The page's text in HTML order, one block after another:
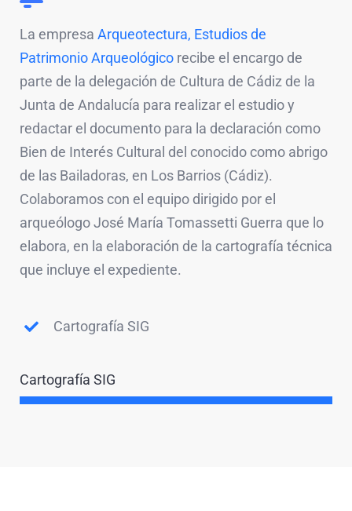
La empresa Arqueotectura, Estudios de
Patrimonio Arqueológico recibe el encargo de
parte de la delegación de Cultura de Cádiz de la
Junta de Andalucía para realizar el estudio y
redactar el documento para la declaración como
Bien de Interés Cultural del conocido como abrigo
de las Bailadoras, en Los Barrios (Cádiz).
Colaboramos con el equipo dirigido por el
arqueólogo José María Tomassetti Guerra que lo
elabora, en la elaboración de la cartografía técnica
que incluye el expediente.
Cartografía SIG
Cartografía SIG